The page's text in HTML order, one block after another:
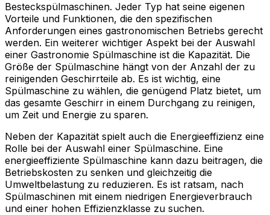
Besteckspülmaschinen. Jeder Typ hat seine eigenen
Vorteile und Funktionen, die den spezifischen
Anforderungen eines gastronomischen Betriebs gerecht
werden. Ein weiterer wichtiger Aspekt bei der Auswahl
einer Gastronomie Spülmaschine ist die Kapazität. Die
Größe der Spülmaschine hängt von der Anzahl der zu
reinigenden Geschirrteile ab. Es ist wichtig, eine
Spülmaschine zu wählen, die genügend Platz bietet, um
das gesamte Geschirr in einem Durchgang zu reinigen,
um Zeit und Energie zu sparen.
Neben der Kapazität spielt auch die Energieeffizienz eine
Rolle bei der Auswahl einer Spülmaschine. Eine
energieeffiziente Spülmaschine kann dazu beitragen, die
Betriebskosten zu senken und gleichzeitig die
Umweltbelastung zu reduzieren. Es ist ratsam, nach
Spülmaschinen mit einem niedrigen Energieverbrauch
und einer hohen Effizienzklasse zu suchen.